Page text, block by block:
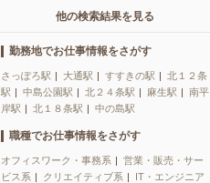
他の検索結果を見る
勤務地でお仕事情報をさがす
さっぽろ駅 大通駅 すすきの駅
北１２条
駅
中島公園駅 北２４条駅 麻生駅
南平
岸駅
北１８条駅 中の島駅
職種でお仕事情報をさがす
オフィスワーク・事務系
営業・販売・サー
ビス系
クリエイティブ系
IT・エンジニア